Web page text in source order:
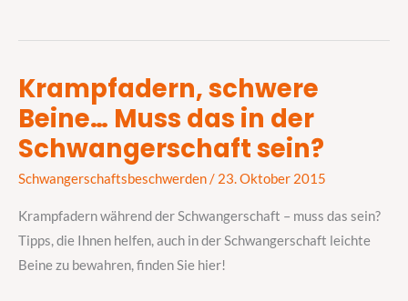
Krampfadern, schwere
Beine… Muss das in der
Schwangerschaft sein?
Schwangerschaftsbeschwerden/ 23. Oktober 2015
Krampfadern während der Schwangerschaft – muss das sein?
Tipps, die Ihnen helfen, auch in der Schwangerschaft leichte
Beine zu bewahren, finden Sie hier!
Krampfadern,
schwere
Muss
das
in
der
Schwangerschaft